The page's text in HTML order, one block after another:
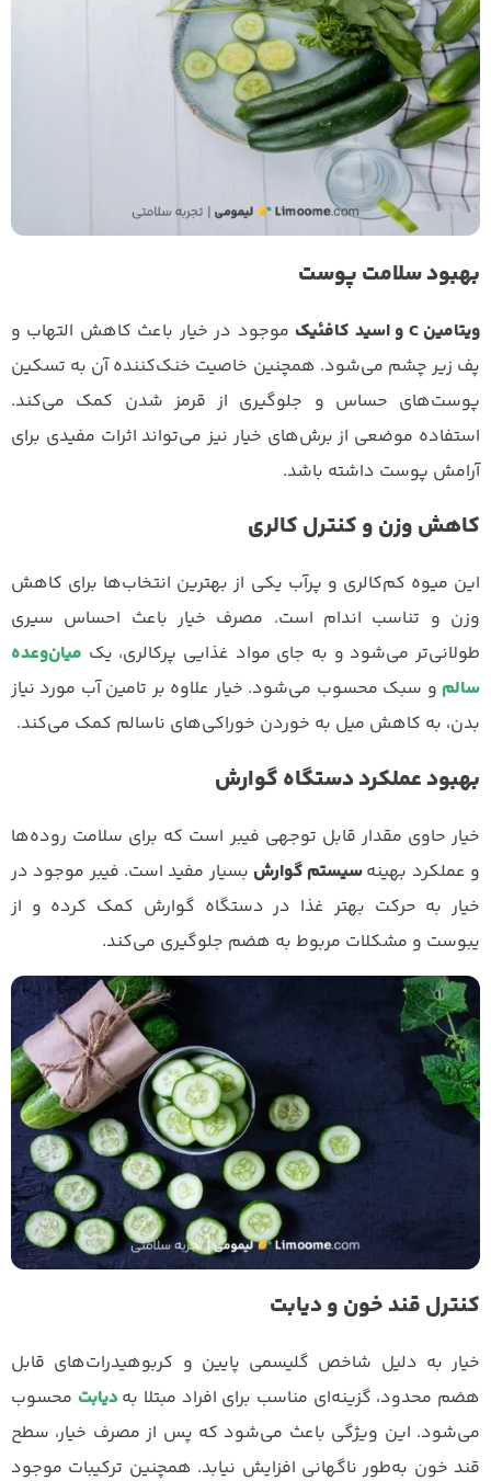
بهبود سلامت پوست
ویتامین C و اسید کافئیک
موجود در خیار باعث کاهش التهاب و
پف زیر چشم می‌شود. همچنین خاصیت خنک‌کننده آن به تسکین
پوست‌های حساس و جلوگیری از قرمز شدن کمک می‌کند.
استفاده موضعی از برش‌های خیار نیز می‌تواند اثرات مفیدی برای
آرامش پوست داشته باشد.
کاهش وزن و کنترل کالری
این میوه کم‌کالری و پرآب یکی از بهترین انتخاب‌ها برای کاهش
وزن و تناسب اندام است. مصرف خیار باعث احساس سیری
طولانی‌تر می‌شود و به جای مواد غذایی پرکالری، یک میان‌وعده
سالم و سبک محسوب می‌شود. خیار علاوه بر تامین آب مورد نیاز
بدن، به کاهش میل به خوردن خوراکی‌های ناسالم کمک می‌کند.
بهبود عملکرد دستگاه گوارش
خیار حاوی مقدار قابل توجهی فیبر است که برای سلامت روده‌ها
و عملکرد بهینهسیستم گوارش بسیار مفید است. فیبر موجود در
خیار به حرکت بهتر غذا در دستگاه گوارش کمک کرده و از
یبوست و مشکلات مربوط به هضم جلوگیری می‌کند.
کنترل قند خون و دیابت
خیار به دلیل شاخص گلیسمی پایین و کربوهیدرات‌های قابل
هضم محدود، گزینه‌ای مناسب برای افراد مبتلا بهدیابت محسوب
می‌شود. این ویژگی باعث می‌شود که پس از مصرف خیار، سطح
قند خون به‌طور ناگهانی افزایش نیابد. همچنین ترکیبات موجود